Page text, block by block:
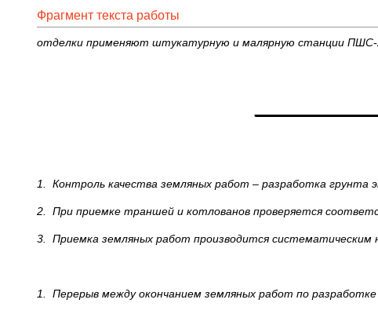
Фрагмент текста работы
отделки применяют штукатурную и малярную станции
1. Контроль качества земляных работ – разработка грунта
2. При приемке траншей и котлованов проверяется
3. Приемка земляных работ производится
1. Перерыв между окончанием земляных работ по